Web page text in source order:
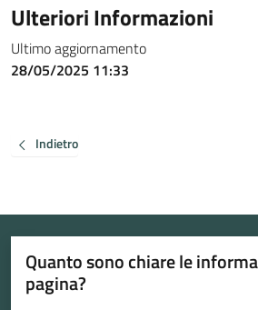
Ulteriori Informazioni
Ultimo aggiornamento
28/05/2025 11:33
Indietro
Quanto sono chiare le
pagina?